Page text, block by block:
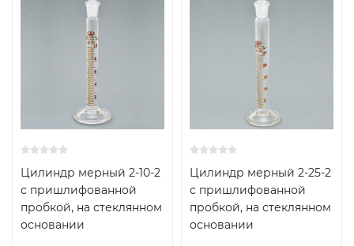
Цилиндр мерный 2-10-2
с пришлифованной
пробкой, на стеклянном
основании
Цилиндр мерный 2-25-2
с пришлифованной
пробкой, на стеклянном
основании